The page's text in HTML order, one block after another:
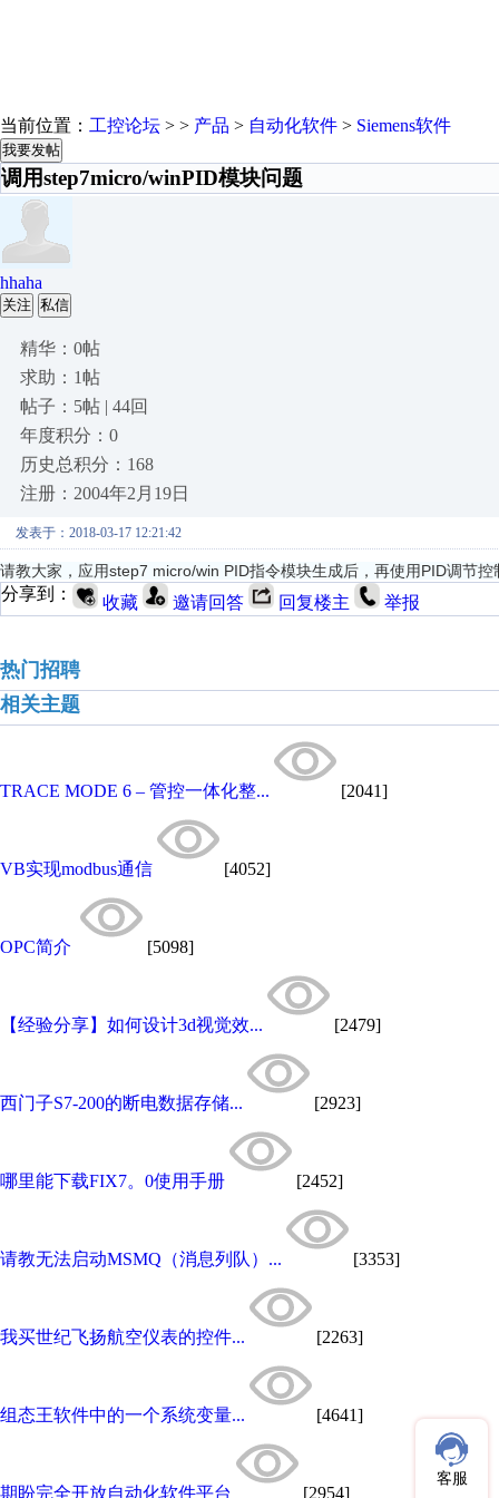
当前位置： 工控论坛 > > 产品 > 自动化软件 > Siemens软件
我要发帖
调用step7micro/winPID模块问题
hhaha
关注 私信
精华：0帖
求助：1帖
帖子：5帖 | 44回
年度积分：0
历史总积分：168
注册：2004年2月19日
发表于：2018-03-17 12:21:42
请教大家，应用step7 micro/win PID指令模块生成后，再使用PID调节
分享到： 收藏 邀请回答 回复楼主 举报
热门招聘
相关主题
TRACE MODE 6 – 管控一体化整... [2041]
VB实现modbus通信 [4052]
OPC简介 [5098]
【经验分享】如何设计3d视觉效... [2479]
西门子S7-200的断电数据存储... [2923]
哪里能下载FIX7。0使用手册 [2452]
请教无法启动MSMQ（消息列队）... [3353]
我买世纪飞扬航空仪表的控件... [2263]
组态王软件中的一个系统变量... [4641]
期盼完全开放自动化软件平台 [2954]
客服